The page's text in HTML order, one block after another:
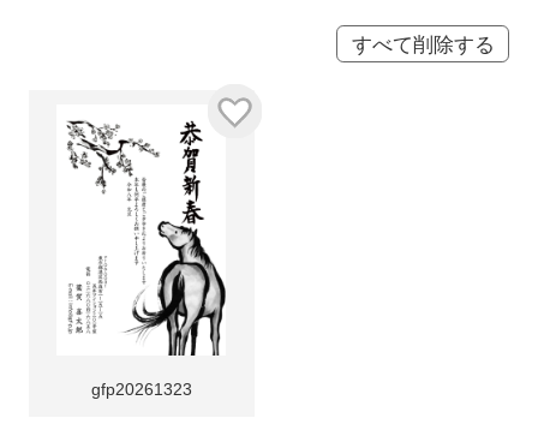
すべて削除する
gfp20261323